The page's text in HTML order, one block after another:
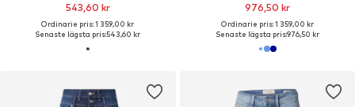
543,60 kr
Ordinarie pris: 1 359,00 kr
Senaste lägsta pris:543,60 kr
976,50 kr
Ordinarie pris: 1 359,00 kr
Senaste lägsta pris:976,50 kr